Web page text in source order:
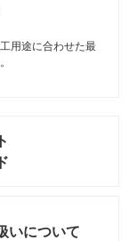
用途に合わせた最
いについて